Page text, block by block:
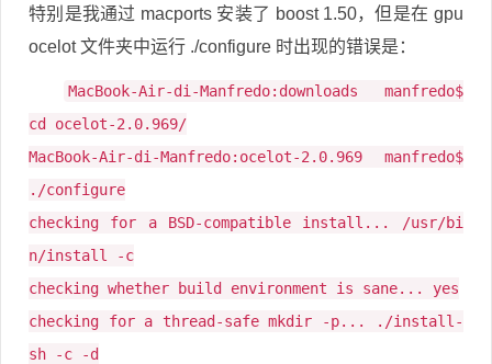
特别是我通过 macports 安装了 boost 1.50，但是在 gpu
ocelot 文件夹中运行 ./configure 时出现的错误是：
MacBook-Air-di-Manfredo:downloads manfredo$
cd ocelot-2.0.969/
MacBook-Air-di-Manfredo:ocelot-2.0.969 manfredo$
./configure
checking for a BSD-compatible install... /usr/bi
n/install -c
checking whether build environment is sane... yes
checking for a thread-safe mkdir -p... ./install-
sh -c -d